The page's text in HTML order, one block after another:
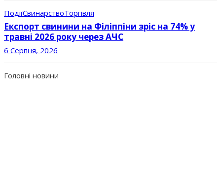
ПодіїСвинарствоТоргівля
Експорт свинини на Філіппіни зріс на 74% у
травні 2026 року через АЧС
6 Серпня, 2026
Головні новини